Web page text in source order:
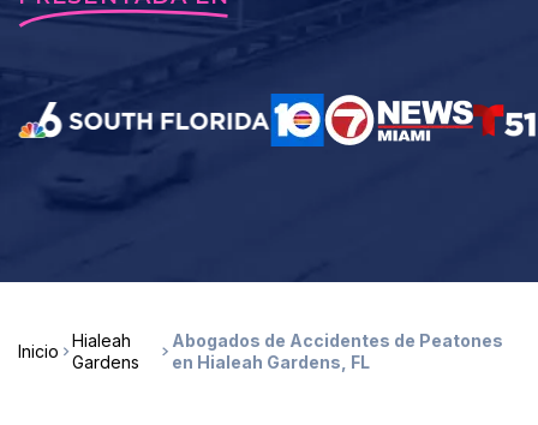
Inicio
Hialeah
Gardens
Abogados de Accidentes de Peatones
en Hialeah Gardens, FL